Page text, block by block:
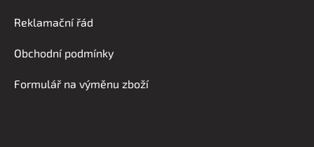
Reklamační řád
Obchodní podmínky
Formulář na výměnu zboží